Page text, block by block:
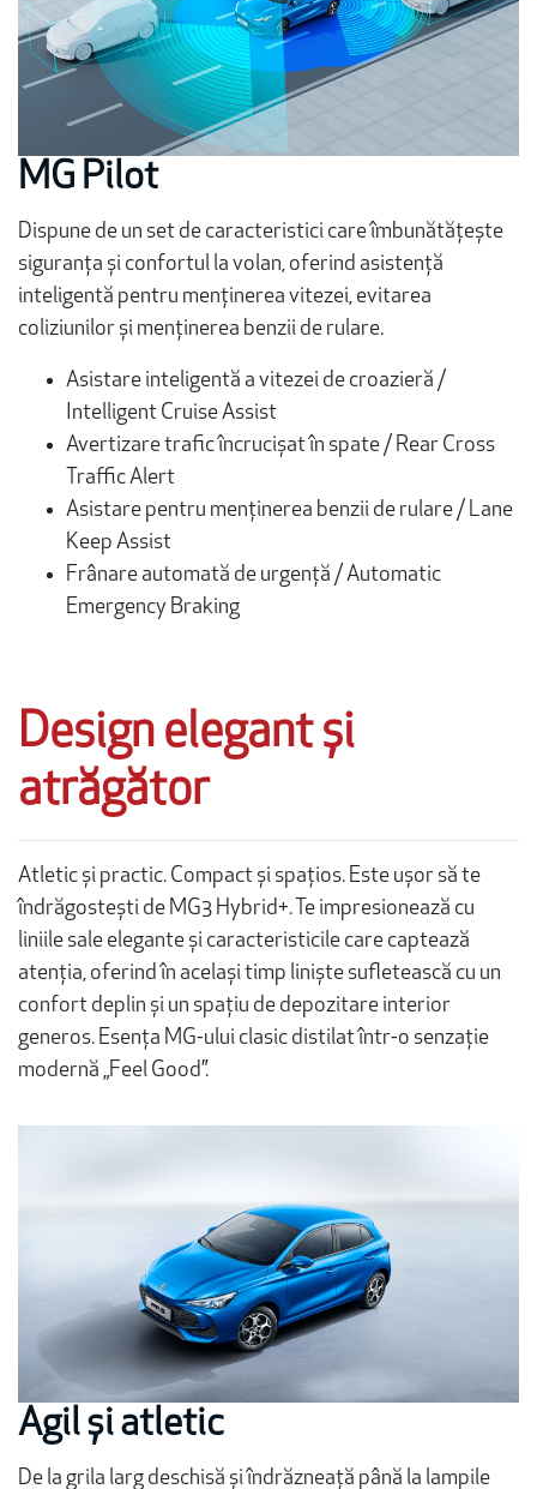
MG Pilot
Dispune de un set de caracteristici care îmbunătățește
siguranța și confortul la volan, oferind asistență
inteligentă pentru menținerea vitezei, evitarea
coliziunilor și menținerea benzii de rulare.
Asistare inteligentă a vitezei de croazieră /
Intelligent Cruise Assist
Avertizare trafic încrucișat în spate / Rear Cross
Traffic Alert
Asistare pentru menținerea benzii de rulare / Lane
Keep Assist
Frânare automată de urgenţă / Automatic
Emergency Braking
Design elegant și
atrăgător
Atletic și practic. Compact și spațios. Este ușor să te
îndrăgostești de MG3 Hybrid+. Te impresionează cu
liniile sale elegante și caracteristicile care captează
atenția, oferind în același timp liniște sufletească cu un
confort deplin și un spațiu de depozitare interior
generos. Esența MG-ului clasic distilat într-o senzație
modernă „Feel Good”.
Agil și atletic
De la grila larg deschisă și îndrăzneață până la lampile